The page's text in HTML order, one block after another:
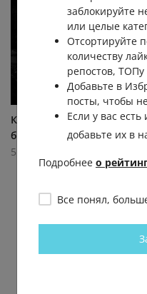
Картинки со смыслом или
без...
5 умных мыслей
39.1К 0.6К 3
заблокируйте
или целые
Отсортируйте
количеству
репостов, ТОПу
Добавьте в
посты, чтобы
Если у вас
добавьте их в
Подробнее о
Все понял,